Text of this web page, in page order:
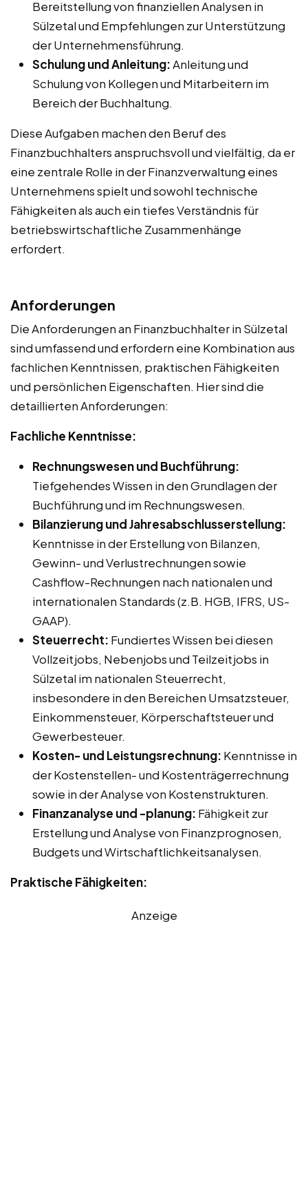
Bereitstellung von finanziellen Analysen in
Sülzetal und Empfehlungen zur Unterstützung
der Unternehmensführung.
Schulung und Anleitung:Anleitung und
Schulung von Kollegen und Mitarbeitern im
Bereich der Buchhaltung.
Diese Aufgaben machen den Beruf des
Finanzbuchhalters anspruchsvoll und vielfältig, da er
eine zentrale Rolle in der Finanzverwaltung eines
Unternehmens spielt und sowohl technische
Fähigkeiten als auch ein tiefes Verständnis für
betriebswirtschaftliche Zusammenhänge
erfordert.
Anforderungen
Die Anforderungen an Finanzbuchhalter in Sülzetal
sind umfassend und erfordern eine Kombination aus
fachlichen Kenntnissen, praktischen Fähigkeiten
und persönlichen Eigenschaften. Hier sind die
detaillierten Anforderungen:
Fachliche Kenntnisse:
Rechnungswesen und Buchführung:
Tiefgehendes Wissen in den Grundlagen der
Buchführung und im Rechnungswesen.
Bilanzierung und Jahresabschlusserstellung:
Kenntnisse in der Erstellung von Bilanzen,
Gewinn- und Verlustrechnungen sowie
Cashflow-Rechnungen nach nationalen und
internationalen Standards (z.B. HGB, IFRS, US-
GAAP).
Steuerrecht: Fundiertes Wissen bei diesen
Vollzeitjobs, Nebenjobs und Teilzeitjobs in
Sülzetal im nationalen Steuerrecht,
insbesondere in den Bereichen Umsatzsteuer,
Einkommensteuer, Körperschaftsteuer und
Gewerbesteuer.
Kosten- und Leistungsrechnung: Kenntnisse in
der Kostenstellen- und Kostenträgerrechnung
sowie in der Analyse von Kostenstrukturen.
Finanzanalyse und -planung: Fähigkeit zur
Erstellung und Analyse von Finanzprognosen,
Budgets und Wirtschaftlichkeitsanalysen.
Praktische Fähigkeiten:
Anzeige